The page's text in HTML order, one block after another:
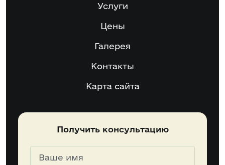
Услуги
Цены
Галерея
Контакты
Карта сайта
Получить консультацию